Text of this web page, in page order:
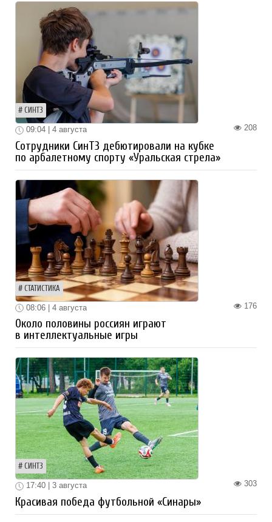
СИНТЗ
208
09:04 | 4 августа
Сотрудники СинТЗ дебютировали на кубке
по арбалетному спорту «Уральская стрела»
СТАТИСТИКА
176
08:06 | 4 августа
Около половины россиян играют
в интеллектуальные игры
СИНТЗ
303
17:40 | 3 августа
Красивая победа футбольной «Синары»